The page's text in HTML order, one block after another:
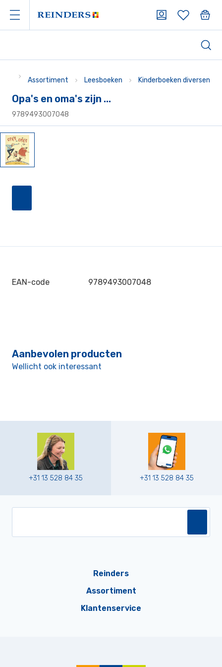
Assortiment Leesboeken Kinderboeken diversen
Opa's en oma's zijn ...
9789493007048
EAN-code 9789493007048
Aanbevolen producten
Wellicht ook interessant
+31 13 528 84 35 +31 13 528 84 35
Reinders
Assortiment
Klantenservice